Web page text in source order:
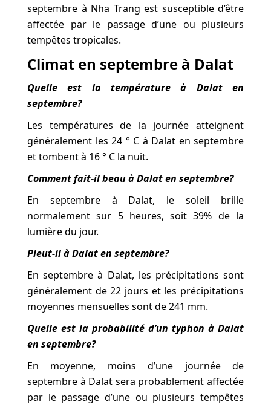
septembre à Nha Trang est susceptible d’être
affectée par le passage d’une ou plusieurs
tempêtes tropicales.
Climat en septembre à Dalat
Quelle est la température à Dalat en
septembre?
Les températures de la journée atteignent
généralement les 24 ° C à Dalat en septembre
et tombent à 16 ° C la nuit.
Comment fait-il beau à Dalat en septembre?
En septembre à Dalat, le soleil brille
normalement sur 5 heures, soit 39% de la
lumière du jour.
Pleut-il à Dalat en septembre?
En septembre à Dalat, les précipitations sont
généralement de 22 jours et les précipitations
moyennes mensuelles sont de 241 mm.
Quelle est la probabilité d’un typhon à Dalat
en septembre?
En moyenne, moins d’une journée de
septembre à Dalat sera probablement affectée
par le passage d’une ou plusieurs tempêtes